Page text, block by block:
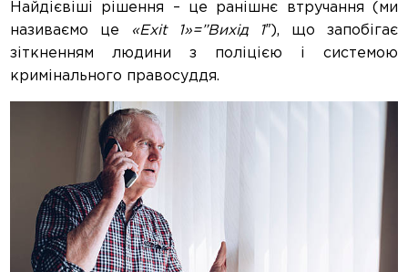
Найдієвіші рішення – це ранішнє втручання (ми
називаємо це
«Exit 1»=”Вихід 1″ ), що запобігає
зіткненням людини з поліцією і системою
кримінального правосуддя.